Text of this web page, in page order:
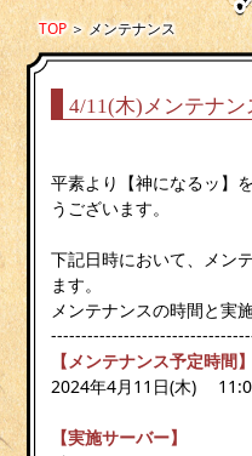
TOP＞メンテナンス
4/11(木)メンテナ
平素より【神になるッ】
うございます。
下記日時において、メン
ます。
メンテナンスの時間と実
【メンテナンス予定時間】
2024年4月11日(木)
【実施サーバー】